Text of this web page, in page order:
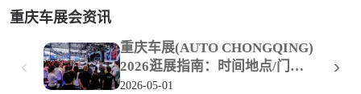
重庆车展会资讯
‹
重庆车展(AUTO CHONGQING)
2026逛展指南：时间地点/门票
价格
2026-05-01
›